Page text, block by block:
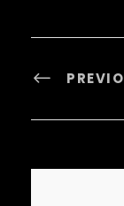
PREVIO